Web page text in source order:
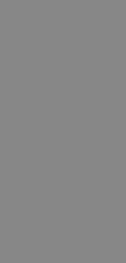
Strikt
website